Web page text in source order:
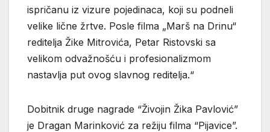
ispričanu iz vizure pojedinaca, koji su podneli
velike lične žrtve. Posle filma „Marš na Drinu“
reditelja Žike Mitrovića, Petar Ristovski sa
velikom odvažnošću i profesionalizmom
nastavlja put ovog slavnog reditelja.“
Dobitnik druge nagrade “Živojin Žika Pavlović”
je Dragan Marinković za režiju filma “Pijavice”.